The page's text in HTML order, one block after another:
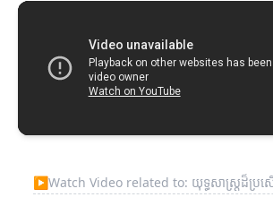
▶Watch Video related to: យុទ្ធសាស្ត្រដ៏ប្រសើ